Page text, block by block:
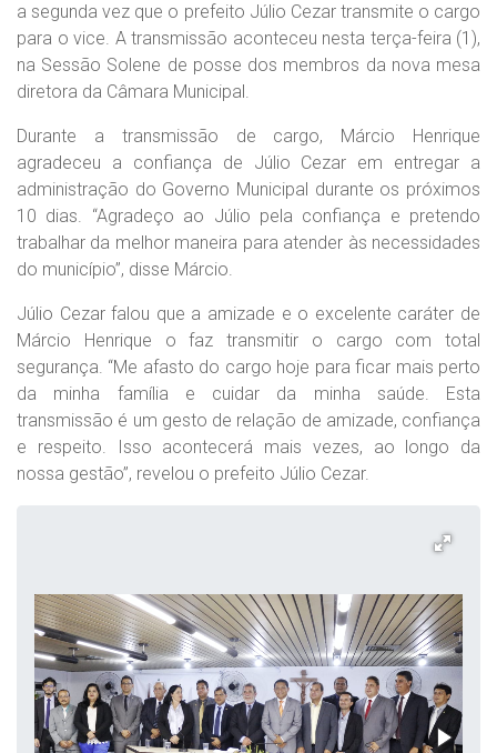
a segunda vez que o prefeito Júlio Cezar transmite o cargo
para o vice. A transmissão aconteceu nesta terça-feira (1),
na Sessão Solene de posse dos membros da nova mesa
diretora da Câmara Municipal.
Durante a transmissão de cargo, Márcio Henrique
agradeceu a confiança de Júlio Cezar em entregar a
administração do Governo Municipal durante os próximos
10 dias. “Agradeço ao Júlio pela confiança e pretendo
trabalhar da melhor maneira para atender às necessidades
do município”, disse Márcio.
Júlio Cezar falou que a amizade e o excelente caráter de
Márcio Henrique o faz transmitir o cargo com total
segurança. “Me afasto do cargo hoje para ficar mais perto
da minha família e cuidar da minha saúde. Esta
transmissão é um gesto de relação de amizade, confiança
e respeito. Isso acontecerá mais vezes, ao longo da
nossa gestão”, revelou o prefeito Júlio Cezar.